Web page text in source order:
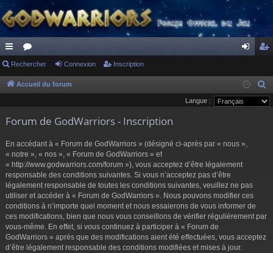
ac
co
ci
or
u
s
ne cri
pti
Rechercher Connexion Inscription
Accueil du forum
e
Langue :
Forum de GodWarriors - Inscription
En accédant à « Forum de GodWarriors » (désigné ci-après par « nous »,
« notre », « nos », « Forum de GodWarriors » et
« http://www.godwarriors.com/forum »), vous acceptez d’être légalement
responsable des conditions suivantes. Si vous n’acceptez pas d’être
légalement responsable de toutes les conditions suivantes, veuillez ne pas
utiliser et accéder à « Forum de GodWarriors ». Nous pouvons modifier ces
conditions à n’importe quel moment et nous essaierons de vous informer de
ces modifications, bien que nous vous conseillons de vérifier régulièrement par
vous-même. En effet, si vous continuez à participer à « Forum de
GodWarriors » après que des modifications aient été effectuées, vous acceptez
d’être légalement responsable des conditions modifiées et mises à jour.